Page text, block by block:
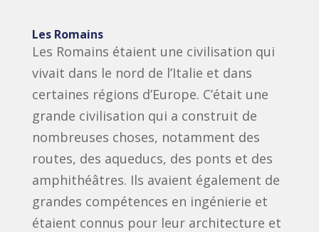
Les Romains
Les Romains étaient une civilisation qui
vivait dans le nord de l’Italie et dans
certaines régions d’Europe. C’était une
grande civilisation qui a construit de
nombreuses choses, notamment des
routes, des aqueducs, des ponts et des
amphithéâtres. Ils avaient également de
grandes compétences en ingénierie et
étaient connus pour leur architecture et